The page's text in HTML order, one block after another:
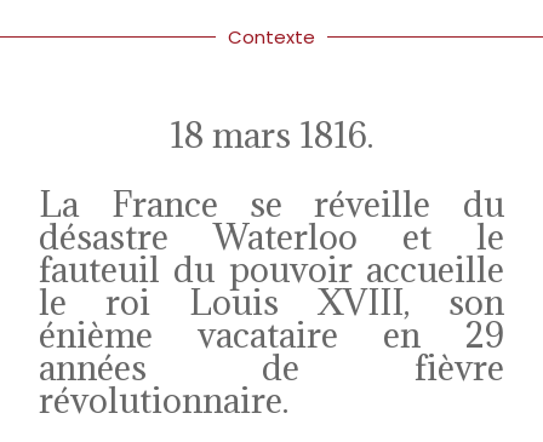
Contexte
18 mars 1816.
La France se réveille du
désastre Waterloo et le
fauteuil du pouvoir accueille
le roi Louis XVIII, son
énième vacataire en 29
années de fièvre
révolutionnaire.